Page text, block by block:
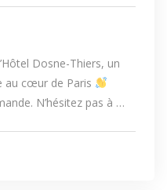
Dosne-Thiers, un
au cœur de Paris
N’hésitez pas à …